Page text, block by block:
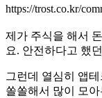
https://trost.co.kr/
제가 주식을 해서
요. 안전하다고 했
그런데 열심히 앱
쏠쏠해서 많이 모